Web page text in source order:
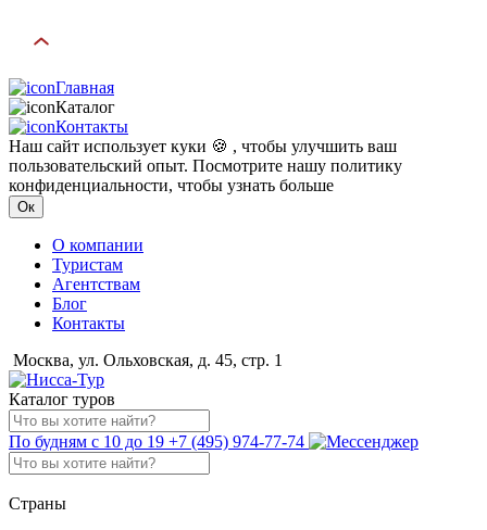
Главная
Каталог
Контакты
Наш сайт использует куки 🍪 , чтобы улучшить ваш
пользовательский опыт. Посмотрите нашу политику
конфиденциальности, чтобы узнать больше
Ок
О компании
Туристам
Агентствам
Блог
Контакты
Москва, ул. Ольховская, д. 45, стр. 1
Каталог туров
По будням с 10 до 19 +7 (495) 974-77-74
Страны